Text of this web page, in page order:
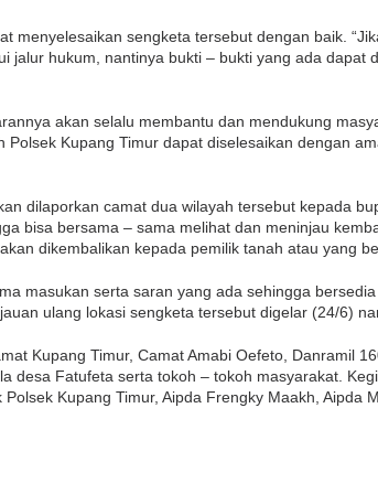
menyelesaikan sengketa tersebut dengan baik.
jalur hukum, nantinya bukti – bukti yang ada dapat
akan selalu membantu dan mendukung
Kupang Timur dapat diselesaikan dengan
dilaporkan camat dua wilayah tersebut kepada
bisa bersama – sama melihat dan meninjau
dikembalikan kepada pemilik tanah atau yang
masukan serta saran yang ada sehingga
ulang lokasi sengketa tersebut digelar (24/6)
Kupang Timur, Camat Amabi Oefeto, Danramil
desa Fatufeta serta tokoh – tokoh masyarakat.
Kupang Timur, Aipda Frengky Maakh, Aipda
RSUD Naibonat